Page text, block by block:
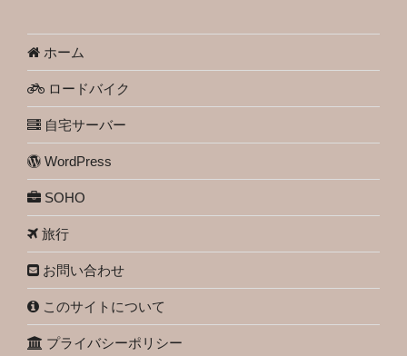
ホーム
ロードバイク
自宅サーバー
WordPress
SOHO
旅行
お問い合わせ
このサイトについて
プライバシーポリシー